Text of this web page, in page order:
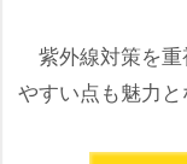
紫外線対策を重
すい点も魅力と